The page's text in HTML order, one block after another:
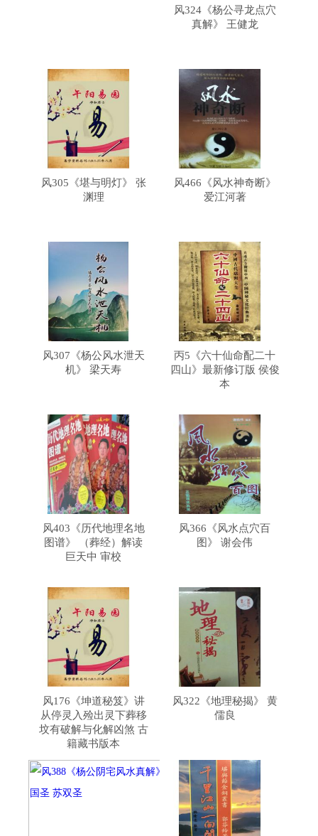
风324《杨公寻龙点穴
真解》 王健龙
风305《堪与明灯》 张
渊理
风466《风水神奇断》
爱江河著
风307《杨公风水泄天
机》 梁天寿
丙5《六十仙命配二十
四山》最新修订版 侯俊
本
风403《历代地理名地
图谱》 （葬经）解读
巨天中 审校
风366《风水点穴百
图》 谢会伟
风176《坤道秘笈》讲
从停灵入殓出灵下葬移
坟有破解与化解凶煞 古
籍藏书版本
风322《地理秘揭》 黄
儒良